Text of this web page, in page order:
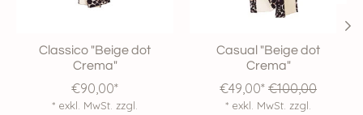
Classico "Beige dot
Crema"
€90,00*
* exkl. MwSt. zzgl.
Casual "Beige dot
Crema"
€49,00* €100,00
* exkl. MwSt. zzgl.